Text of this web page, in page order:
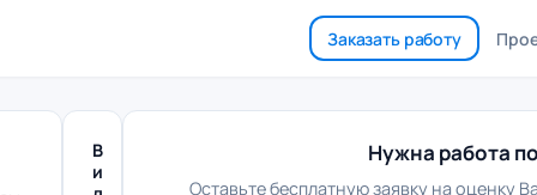
Заказать работу
В
и
Нужна работа
Оставьте бесплатную заявку на оценку